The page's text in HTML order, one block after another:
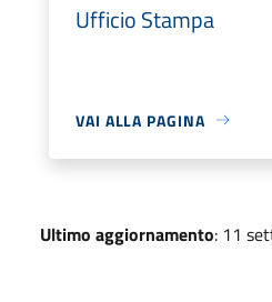
Ufficio Stampa
VAI ALLA PAGINA
Ultimo aggiornamento: 11